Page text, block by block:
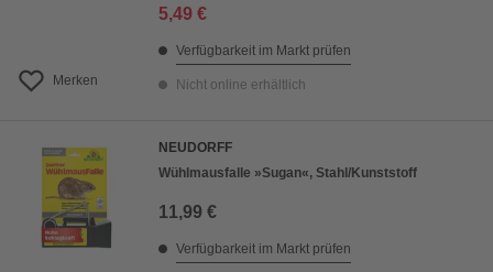
Merken
5,49 €
Verfügbarkeit im Markt prüfen
Nicht online erhältlich
NEUDORFF
Wühlmausfalle »Sugan«, Stahl/Kunststoff
11,99 €
Verfügbarkeit im Markt prüfen